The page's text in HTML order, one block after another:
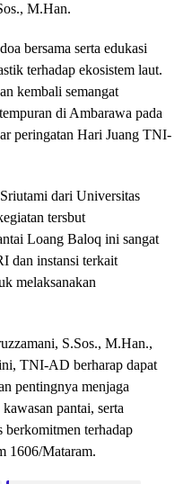
M.Han.
bersama serta edukasi
terhadap ekosistem laut.
kembali semangat
di Ambarawa pada
peringatan Hari Juang TNI-
dari Universitas
tersbut
Loang Baloq ini sangat
dan instansi terkait
melaksanakan
S.Sos., M.Han.,
TNI-AD berharap dapat
pentingnya menjaga
pantai, serta
berkomitmen terhadap
1606/Mataram.